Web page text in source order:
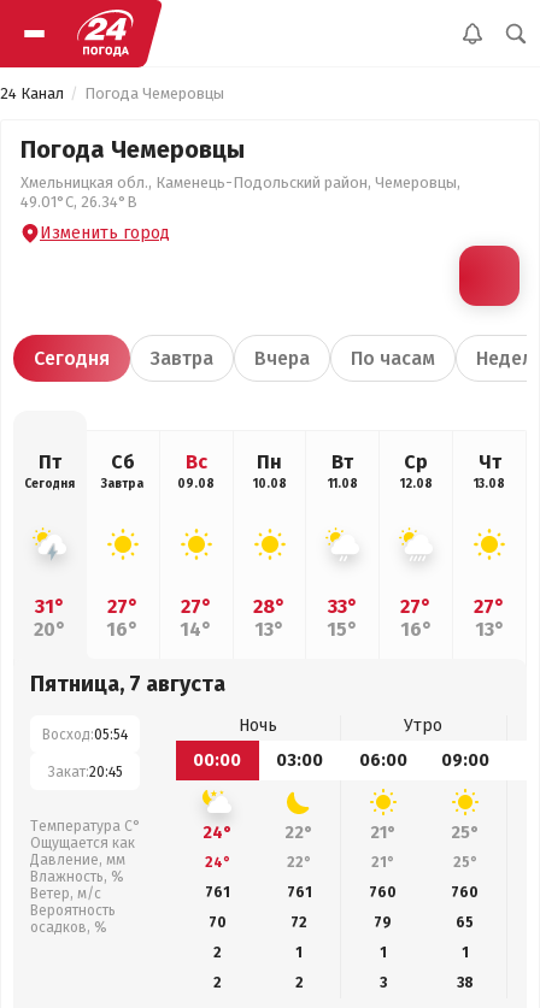
24 Канал Погода Чемеровцы
Погода Чемеровцы
Хмельницкая обл., Каменець-Подольский район, Чемеровцы,
49.01°С, 26.34°В
Изменить город
Сегодня Завтра Вчера По часам
Пт
Сегодня
31°
20°
Сб
Завтра
27°
16°
Вс
09.08
27°
14°
Пн
10.08
28°
13°
Вт
11.08
33°
15°
Ср
12.08
27°
16°
Чт
13.08
27°
13°
Пятница, 7 августа
Восход:05:54
Закат:20:45
Температура С°
Ощущается как
Давление, мм
Влажность, %
Ветер, м/с
Вероятность
осадков, %
Ночь
Утро
00:00
03:00 06:00 09:00
24° 22° 21° 25°
24° 22° 21° 25°
761
761 760 760
70
72 79 65
2
1 1
1
2
2 3 38